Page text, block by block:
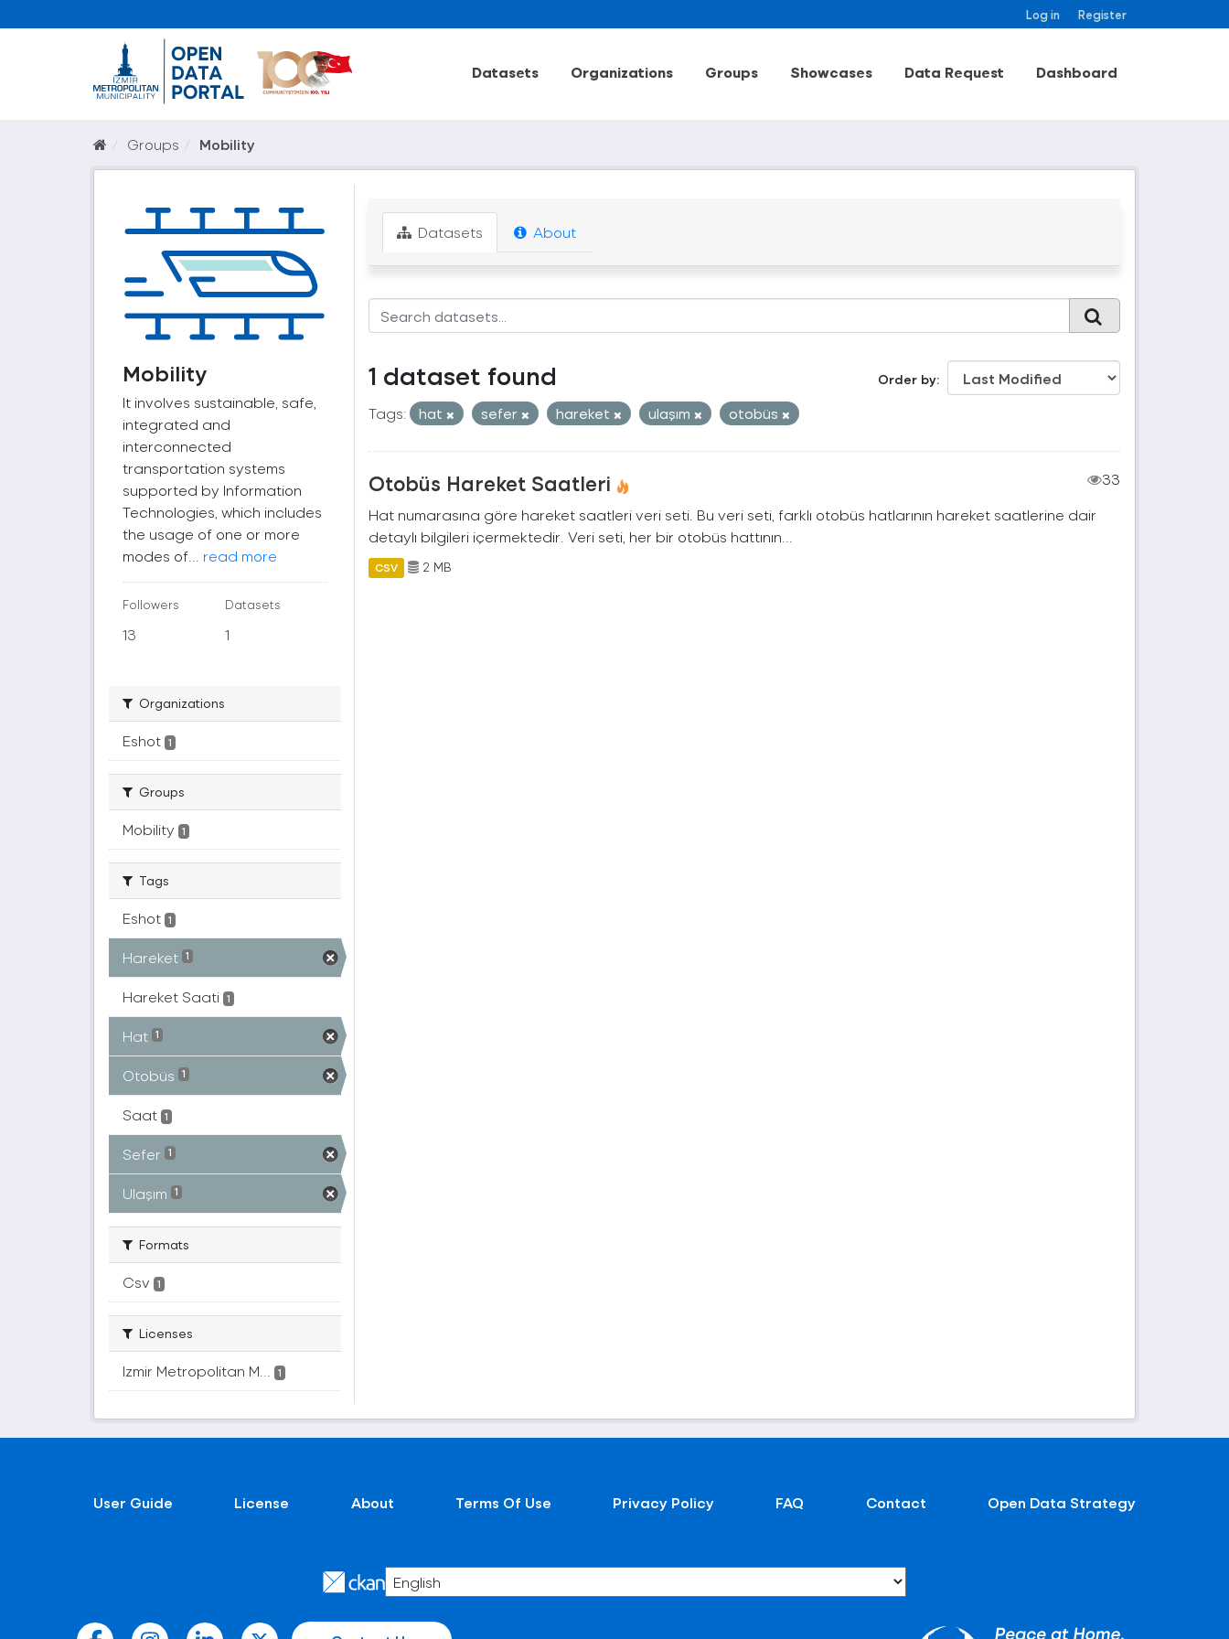
Log in Register
Datasets Organizations Groups Showcases Data Request Dashboard
Groups Mobility
Mobility
It involves sustainable, safe,
integrated and
interconnected
transportation systems
supported by Information
Technologies, which includes
the usage of one or more
modes of... read more
Followers
13
Datasets
1
Organizations
Eshot 1
Groups
Mobility 1
Tags
Eshot 1
Hareket 1
Hareket Saati 1
Hat 1
Otobüs 1
Saat 1
Sefer 1
Ulaşım 1
Formats
Csv 1
Licenses
Izmir Metropolitan M... 1
Datasets About
Order by
1 dataset found
Tags: hat sefer hareket ulaşım otobüs
Otobüs Hareket Saatleri
33
Hat numarasına göre hareket saatleri veri seti. Bu veri seti, farklı otobüs hatlarının hareket saatlerine dair
detaylı bilgileri içermektedir. Veri seti, her bir otobüs hattının...
CSV 2 MB
User Guide License About Terms Of Use Privacy Policy FAQ Contact Open Data Strategy